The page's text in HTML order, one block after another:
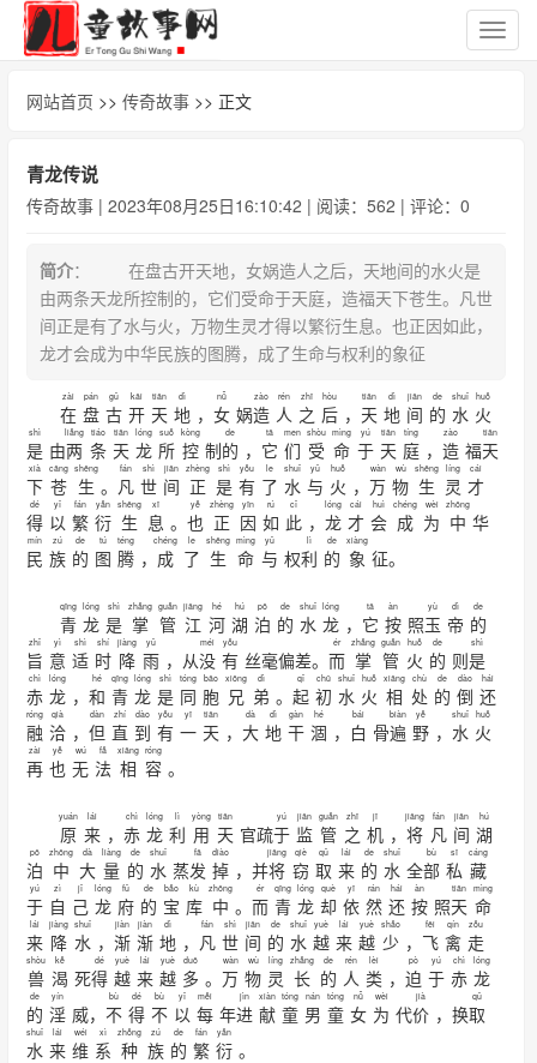
切
换
网站首页 >> 传奇故事 >> 正文
青龙传说
传奇故事 | 2023年08月25日16:10:42 | 阅读：562 | 评论：0
简介： 在盘古开天地，女娲造人之后，天地间的水火是
由两条天龙所控制的，它们受命于天庭，造福天下苍生。凡世
间正是有了水与火，万物生灵才得以繁衍生息。也正因如此，
龙才会成为中华民族的图腾，成了生命与权利的象征
在
zài
盘
pán
古
gǔ
开
kāi
天
tiān
地
dì
， 女
nǚ
娲造
zào
人
rén
之
zhī
后
hòu
， 天
tiān
地
dì
间
jiān
的
de
水
shuǐ
火
huǒ
是
shì
由两
liǎng
条
tiáo
天
tiān
龙
lóng
所
suǒ
控
kòng
制的
de
， 它
tā
们
men
受
shòu
命
mìng
于
yú
天
tiān
庭
tíng
， 造
zào
福天
tiān
下
xià
苍
cāng
生
shēng
。 凡
fán
世
shì
间
jiān
正
zhèng
是
shì
有
yǒu
了
le
水
shuǐ
与
yǔ
火
huǒ
， 万
wàn
物
wù
生
shēng
灵
líng
才
cái
得
dé
以
yǐ
繁
fán
衍
yǎn
生
shēng
息
xī
。 也
yě
正
zhèng
因
yīn
如
rú
此
cǐ
， 龙
lóng
才
cái
会
huì
成
chéng
为
wèi
中
zhōng
华
民
mín
族
zú
的
de
图
tú
腾
téng
， 成
chéng
了
le
生
shēng
命
mìng
与
yǔ
权利
lì
的
de
象
xiàng
征。
青
qīng
龙
lóng
是
shì
掌
zhǎng
管
guǎn
江
jiāng
河
hé
湖
hú
泊
pō
的
de
水
shuǐ
龙
lóng
， 它
tā
按
àn
照玉
yù
帝
dì
的
de
旨
zhǐ
意
yì
适
shì
时
shí
降
jiàng
雨
yǔ
，从没
méi
有
yǒu
丝毫偏差。 而
ér
掌
zhǎng
管
guǎn
火
huǒ
的
de
则是
shì
赤
chì
龙
lóng
， 和
hé
青
qīng
龙
lóng
是
shì
同
tóng
胞
bāo
兄
xiōng
弟
dì
。 起
qǐ
初
chū
水
shuǐ
火
huǒ
相
xiāng
处
chù
的
de
倒
dào
还
hái
融
róng
洽
qià
， 但
dàn
直
zhí
到
dào
有
yǒu
一
yī
天
tiān
， 大
dà
地
dì
干
gàn
涸
hé
， 白
bái
骨遍
biàn
野
yě
， 水
shuǐ
火
huǒ
再
zài
也
yě
无
wú
法
fǎ
相
xiāng
容
róng
。
原
yuán
来
lái
， 赤
chì
龙
lóng
利
lì
用
yòng
天
tiān
官疏于
yú
监
jiān
管
guǎn
之
zhī
机
jī
， 将
jiāng
凡
fán
间
jiān
湖
hú
泊
pō
中
zhōng
大
dà
量
liàng
的
de
水
shuǐ
蒸发
fā
掉
diào
，并将
jiāng
窃
qiè
取
qǔ
来
lái
的
de
水
shuǐ
全部
bù
私
sī
藏
cáng
于
yú
自
zì
己
jǐ
龙
lóng
府
fǔ
的
de
宝
bǎo
库
kù
中
zhōng
。 而
ér
青
qīng
龙
lóng
却
què
依
yī
然
rán
还
hái
按
àn
照天
tiān
命
mìng
来
lái
降
jiàng
水
shuǐ
， 渐
jiàn
渐
jiàn
地
dì
， 凡
fán
世
shì
间
jiān
的
de
水
shuǐ
越
yuè
来
lái
越
yuè
少
shǎo
， 飞
fēi
禽
qín
走
zǒu
兽
shòu
渴
kě
死得
dé
越
yuè
来
lái
越
yuè
多
duō
。 万
wàn
物
wù
灵
líng
长
zhǎng
的
de
人
rén
类
lèi
， 迫
pò
于
yú
赤
chì
龙
lóng
的
de
淫
yín
威， 不
bù
得
dé
不
bù
以
yǐ
每
měi
年进
jìn
献
xiàn
童
tóng
男
nán
童
tóng
女
nǚ
为
wèi
代价
jià
，换取
qǔ
水
shuǐ
来
lái
维
wéi
系
xì
种
zhǒng
族
zú
的
de
繁
fán
衍
yǎn
。